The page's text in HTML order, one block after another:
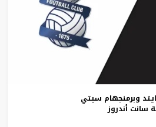
وبرمنجهام سيتي
سانت أندروز